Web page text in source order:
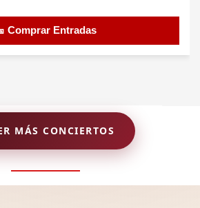
Comprar Entradas
MÁS CONCIERTOS